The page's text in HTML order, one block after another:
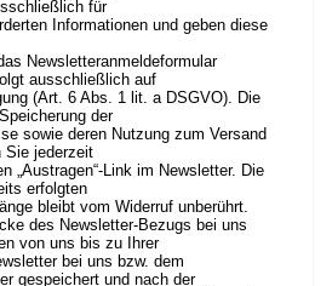
für
Informationen und geben diese
Newsletteranmeldeformular
ausschließlich auf
(Art. 6 Abs. 1 lit. a DSGVO). Die
der
sowie deren Nutzung zum Versand
Sie jederzeit
„Austragen“-Link im Newsletter. Die
erfolgten
bleibt vom Widerruf unberührt.
des Newsletter-Bezugs bei uns
von uns bis zu Ihrer
bei uns bzw. dem
gespeichert und nach der